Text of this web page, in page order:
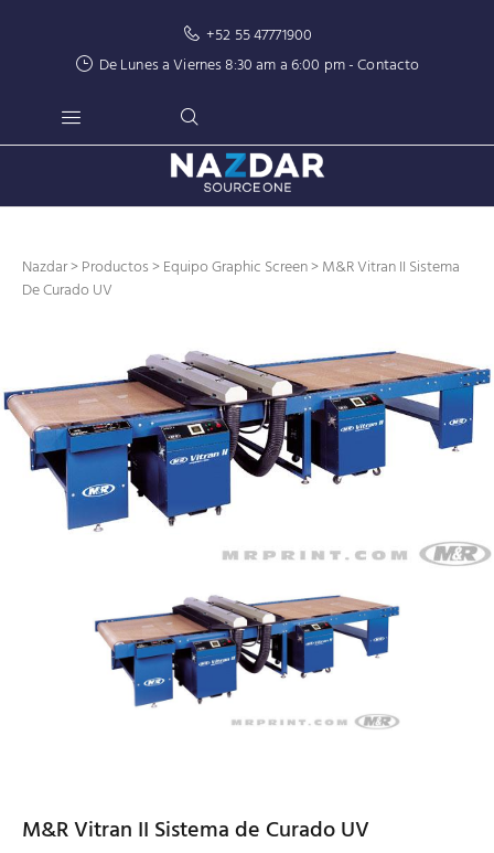
+52 55 47771900
De Lunes a Viernes 8:30 am a 6:00 pm -Contacto
Nazdar>Productos>Equipo Graphic Screen> M&R Vitran II Sistema
De Curado UV
M&R Vitran II Sistema de Curado UV